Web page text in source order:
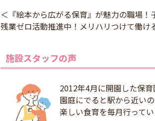
＜『絵本から広がる保育』が魅力の職場
残業ゼロ活動推進中！メリハリつけて働
施設スタッフの声
2012年4月に開園した保育
園庭にでると駅から近い
楽しい食育を毎月行ってい